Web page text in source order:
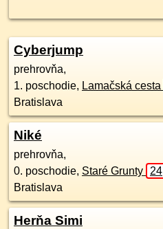
Cyberjump
prehrovňa,
1. poschodie, Lamačská cesta
Bratislava
Niké
prehrovňa,
0. poschodie, Staré Grunty 24
Bratislava
Herňa Simi